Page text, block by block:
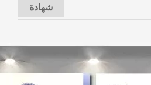
شهادة